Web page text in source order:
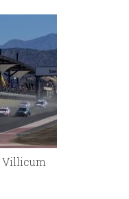
Villicum